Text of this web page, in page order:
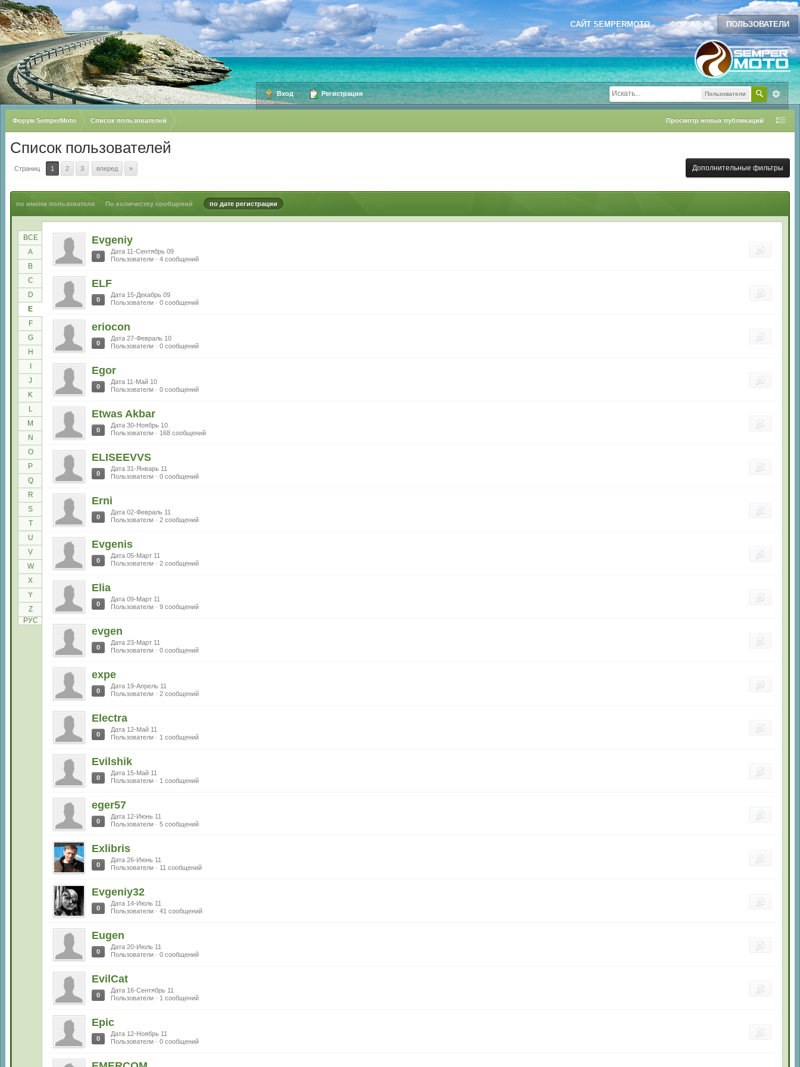
САЙТ SEMPERMOTO ФОРУМЫ ПОЛЬЗОВАТЕЛИ
Пользователи
Вход Регистрация
Форум SemperMoto Список пользователей Просмотр новых публикаций
Список пользователей
Страниц 1 2 3 вперед » Дополнительные фильтры
по имени пользователя По количеству сообщений по дате регистрации
ВСЕ
A
B
C
D
E
F
G
H
J
K
L
M
N
O
P
Q
R
S
T
U
V
W
X
Y
Z
РУС
Evgeniy
0
Дата 11-Сентябрь 09
Пользователи · 4 сообщений
ELF
0
Дата 15-Декабрь 09
Пользователи · 0 сообщений
eriocon
0
Дата 27-Февраль 10
Пользователи · 0 сообщений
Egor
0
Дата 11-Май 10
Пользователи · 0 сообщений
Etwas Akbar
0
Дата 30-Ноябрь 10
Пользователи · 168 сообщений
ELISEEVVS
0
Дата 31-Январь 11
Пользователи · 0 сообщений
Erni
0
Дата 02-Февраль 11
Пользователи · 2 сообщений
Evgenis
0
Дата 05-Март 11
Пользователи · 2 сообщений
Elia
0
Дата 09-Март 11
Пользователи · 9 сообщений
evgen
0
Дата 23-Март 11
Пользователи · 0 сообщений
expe
0
Дата 19-Апрель 11
Пользователи · 2 сообщений
Electra
0
Дата 12-Май 11
Пользователи · 1 сообщений
Evilshik
0
Дата 15-Май 11
Пользователи · 1 сообщений
eger57
0
Дата 12-Июнь 11
Пользователи · 5 сообщений
Exlibris
0
Дата 26-Июнь 11
Пользователи · 11 сообщений
Evgeniy32
0
Дата 14-Июль 11
Пользователи · 41 сообщений
Eugen
0
Дата 20-Июль 11
Пользователи · 0 сообщений
EvilCat
0
Дата 16-Сентябрь 11
Пользователи · 1 сообщений
Epic
0
Дата 12-Ноябрь 11
Пользователи · 0 сообщений